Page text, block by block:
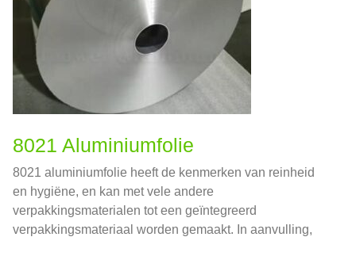
8021 Aluminiumfolie
8021 aluminiumfolie heeft de kenmerken van reinheid
en hygiëne, en kan met vele andere
verpakkingsmaterialen tot een geïntegreerd
verpakkingsmateriaal worden gemaakt. In aanvulling,